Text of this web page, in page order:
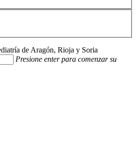
Presione enter para comenzar su